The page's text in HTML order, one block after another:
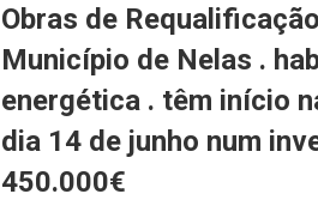
Obras de
Município de Nelas .
energética . têm início
dia 14 de junho num
450.000€